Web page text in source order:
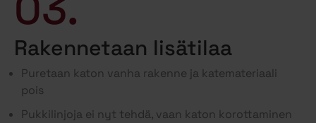
Rakennetaan lisätilaa
Puretaan katon vanha rakenne ja katemateriaali
pois
Pukkilinjoja ei nyt tehdä, vaan katon korottaminen